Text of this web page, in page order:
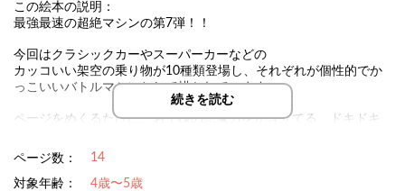
この絵本の説明：
最強最速の超絶マシンの第7弾！！
今回はクラシックカーやスーパーカーなどの
カッコいい架空の乗り物が10種類登場し、それぞれが個性的でか
っこいいバトルマシンとして描かれています。
ページをめくるたびに、お子様の想像力をかき立てる、ドキドキ
読んで楽しむだけでなく、親子で「どのマシンが一番強いか
な？」と話し合う時間も特別なひとときになるはずです！
続きを読む
ページ数： 14
対象年齢：
4歳〜5歳